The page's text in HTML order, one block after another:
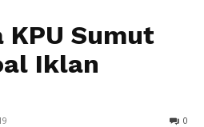
KPU Sumut
Iklan
0